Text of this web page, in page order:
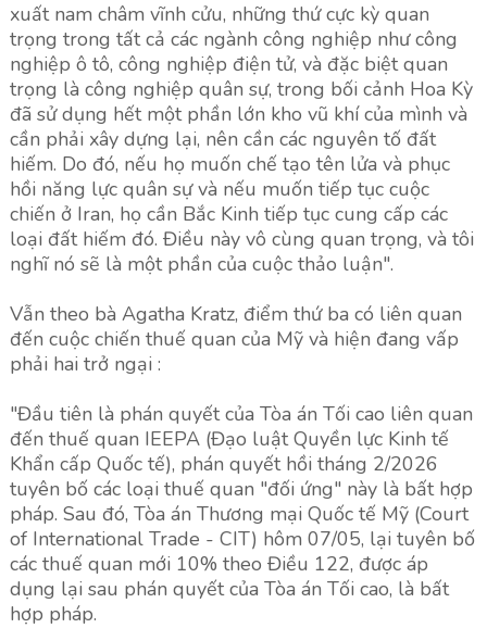
xuất nam châm vĩnh cửu, những thứ cực kỳ quan
trọng trong tất cả các ngành công nghiệp như công
nghiệp ô tô, công nghiệp điện tử, và đặc biệt quan
trọng là công nghiệp quân sự, trong bối cảnh Hoa Kỳ
đã sử dụng hết một phần lớn kho vũ khí của mình và
cần phải xây dựng lại, nên cần các nguyên tố đất
hiếm. Do đó, nếu họ muốn chế tạo tên lửa và phục
hồi năng lực quân sự và nếu muốn tiếp tục cuộc
chiến ở Iran, họ cần Bắc Kinh tiếp tục cung cấp các
loại đất hiếm đó. Điều này vô cùng quan trọng, và tôi
nghĩ nó sẽ là một phần của cuộc thảo luận".
Vẫn theo bà Agatha Kratz, điểm thứ ba có liên quan
đến cuộc chiến thuế quan của Mỹ và hiện đang vấp
phải hai trở ngại :
"Đầu tiên là phán quyết của Tòa án Tối cao liên quan
đến thuế quan IEEPA (Đạo luật Quyền lực Kinh tế
Khẩn cấp Quốc tế), phán quyết hồi tháng 2/2026
tuyên bố các loại thuế quan "đối ứng" này là bất hợp
pháp. Sau đó, Tòa án Thương mại Quốc tế Mỹ (Court
of International Trade - CIT) hôm 07/05, lại tuyên bố
các thuế quan mới 10% theo Điều 122, được áp
dụng lại sau phán quyết của Tòa án Tối cao, là bất
hợp pháp.